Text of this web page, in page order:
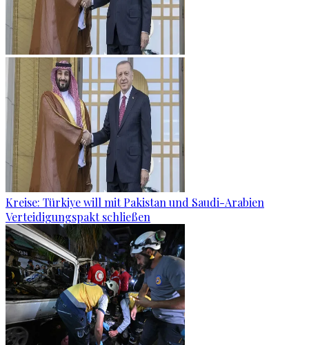
Kreise: Türkiye will mit Pakistan und Saudi-Arabien
Verteidigungspakt schließen